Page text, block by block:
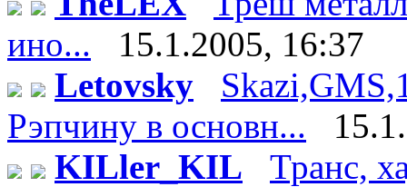
ино...
15.1.2005, 16:37
Letovsky
Рэпчину в основн...
KILler_KIL
Транс,